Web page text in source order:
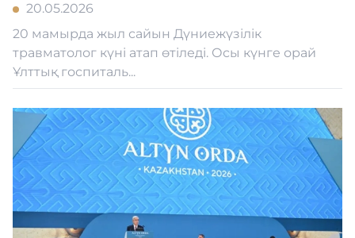
20.05.2026
20 мамырда жыл сайын Дүниежүзілік
травматолог күні атап өтіледі. Осы күнге орай
Ұлттық госпиталь...